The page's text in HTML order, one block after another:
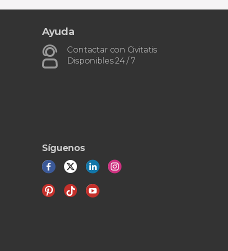
Ayuda
Contactar con Civitatis
Disponibles 24 / 7
Síguenos